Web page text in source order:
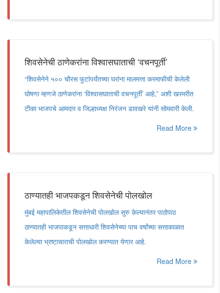
शिवसेनेची ठाणेकरांना विश्वासघाताची ‘वचनपूर्ती’
“शिवसेनेने ५०० चौरस फुटांपर्यंतच्या घरांना मालमत्ता करमाफीची केलेली
घोषणा म्हणजे ठाणेकरांना ‘विश्वासघाताची वचनपूर्ती’ आहे,” अशी खरमरीत
टीका भाजपचे आमदार व जिल्हाध्यक्ष निरंजन डावखरे यांनी सोमवारी केली.
Read More
ठाण्यातही भाजपकडून शिवसेनेची पोलखोल
मुंबई महापालिकेतील शिवसेनेची पोलखोल सुरु केल्यानंतर पाठोपाठ
ठाण्यातही भाजपाकडून सत्ताधारी शिवसेनेच्या पाच वर्षांच्या सत्ताकाळात
केलेल्या भ्रष्टाचाराची पोलखोल करण्यात येणार आहे.
Read More